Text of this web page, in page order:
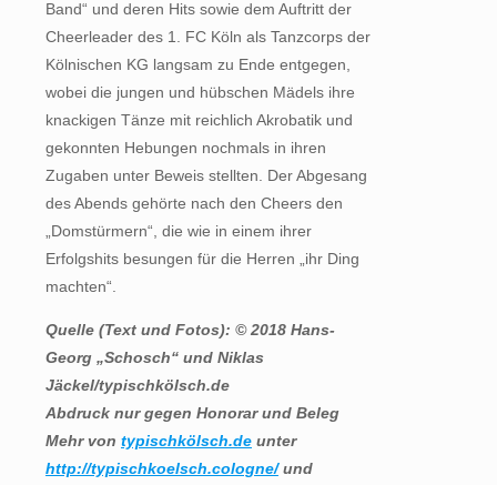
Band“ und deren Hits sowie dem Auftritt der
Cheerleader des 1. FC Köln als Tanzcorps der
Kölnischen KG langsam zu Ende entgegen,
wobei die jungen und hübschen Mädels ihre
knackigen Tänze mit reichlich Akrobatik und
gekonnten Hebungen nochmals in ihren
Zugaben unter Beweis stellten. Der Abgesang
des Abends gehörte nach den Cheers den
„Domstürmern“, die wie in einem ihrer
Erfolgshits besungen für die Herren „ihr Ding
machten“.
Quelle (Text und Fotos): © 2018 Hans-
Georg „Schosch“ und Niklas
Jäckel/typischkölsch.de
Abdruck nur gegen Honorar und Beleg
Mehr von typischkölsch.de unter
http://typischkoelsch.cologne/und